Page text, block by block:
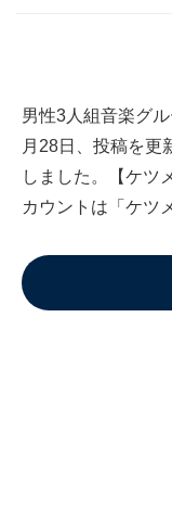
男性3人組音楽グ
月28日、投稿を更
しました。【ケツ
カウントは「ケツ